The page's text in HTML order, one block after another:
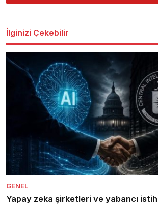
İlginizi Çekebilir
GENEL
Yapay zeka şirketleri ve yabancı